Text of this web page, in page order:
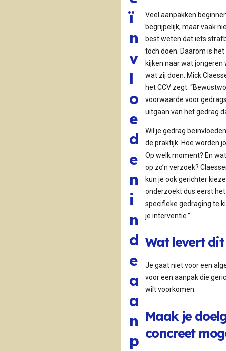
ï
n
v
l
o
e
d
e
n
i
n
d
e
a
a
n
p
gedrag te kiezen.
Waarom testen
nodig is voordat je
een boodschap
inzet.
Veel aanpakken
begrijpelijk, maar vaak
best weten dat iets
toch doen. Daarom is
kijken naar wat
wat zij doen. Mick
het CCV zegt:
voorwaarde voor
uitgaan van het gedrag
Wil je gedrag
de praktijk. Hoe worden
Op welk moment? En
op zo’n verzoek?
kun je ook gerichter
onderzoekt dus eerst
specifieke gedraging te
je interventie.”
Wat levert dit
Je gaat niet voor een
voor een aanpak die
wilt voorkomen.
Maak je
concreet